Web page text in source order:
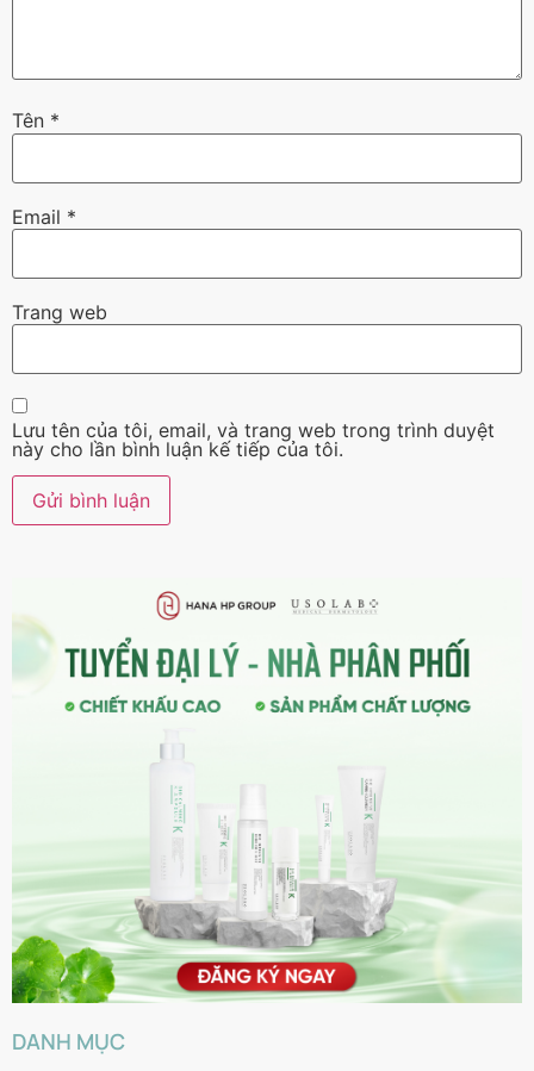
Tên *
Email *
Trang web
Lưu tên của tôi, email, và trang web trong trình duyệt
này cho lần bình luận kế tiếp của tôi.
DANH MỤC